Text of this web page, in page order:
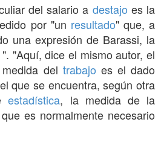
del salario a destajo es la
por "un resultado" que, a
una expresión de Barassi, la
". "Aquí, dice el mismo autor, el
del trabajo es el dado
que se encuentra, según otra
estadística, la medida de la
que es normalmente necesario